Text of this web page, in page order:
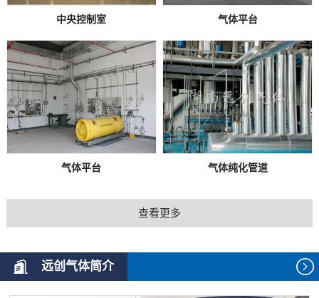
中央控制室 气体平台
气体平台 气体纯化管道
查看更多
远创气体简介